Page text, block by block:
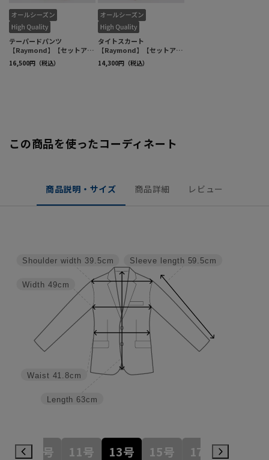
この商品を使ったコーディネート
商品説明・サイズ 商品詳細 レビュー
Sleeve length 59.5cm
Length 63cm
Waist 41.8cm
Width 49cm
Shoulder width 39.5cm
7号 9号 11号 13号 15号 17号